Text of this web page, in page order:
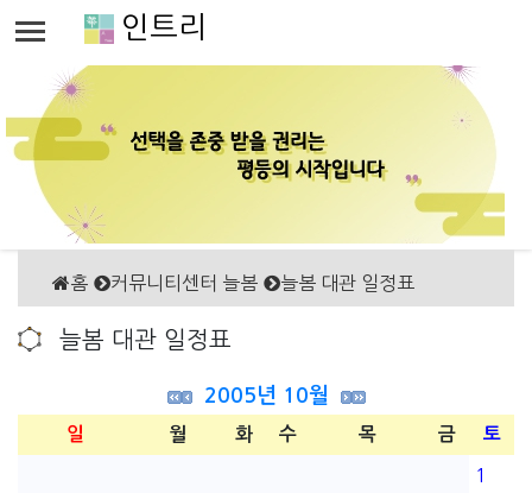
인트리
홈 커뮤니티센터 늘봄 늘봄 대관 일정표
늘봄 대관 일정표
2005년 10월
일 월 화 수 목 금 토
1